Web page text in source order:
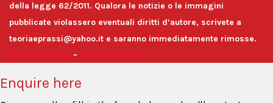
della legge 62/2011. Qualora le notizie o le immagini
pubblicate violassero eventuali diritti d’autore, scrivete a
teoriaeprassi@yahoo.it e saranno immediatamente rimosse.
Privacy Policy - Cookies Policy
Enquire here